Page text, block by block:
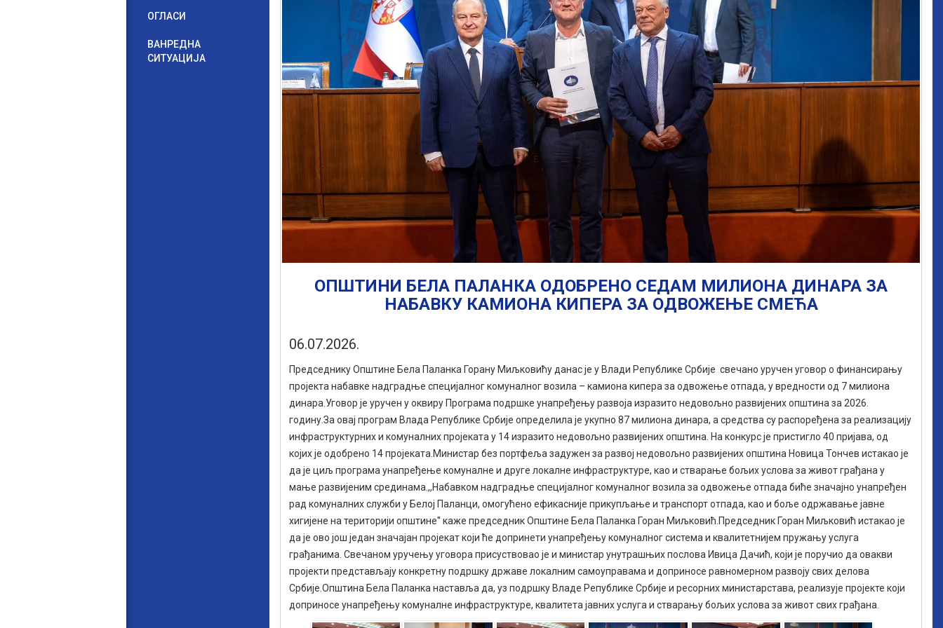
ОГЛАСИ
ВАНРЕДНА
СИТУАЦИЈА
ОПШТИНИ БЕЛА ПАЛАНКА ОДОБРЕНО СЕДАМ МИЛИОНА ДИНАРА ЗА
НАБАВКУ КАМИОНА КИПЕРА ЗА ОДВОЖЕЊЕ СМЕЋА
06.07.2026.
Председнику Општине Бела Паланка Горану Миљковићу данас је у Влади Републике Србије свечано уручен уговор о финансирању
пројекта набавке надградње специјалног комуналног возила – камиона кипера за одвожење отпада, у вредности од 7 милиона
динара.Уговор је уручен у оквиру Програма подршке унапређењу развоја изразито недовољно развијених општина за 2026.
годину.За овај програм Влада Републике Србије определила је укупно 87 милиона динара, а средства су распоређена за реализацију
инфраструктурних и комуналних пројеката у 14 изразито недовољно развијених општина. На конкурс је пристигло 40 пријава, од
којих је одобрено 14 пројеката.Министар без портфеља задужен за развој недовољно развијених општина Новица Тончев истакао је
да је циљ програма унапређење комуналне и друге локалне инфраструктуре, као и стварање бољих услова за живот грађана у
мање развијеним срединама.,,Набавком надградње специјалног комуналног возила за одвожење отпада биће значајно унапређен
рад комуналних служби у Белој Паланци, омогућено ефикасније прикупљање и транспорт отпада, као и боље одржавање јавне
хигијене на територији општине'' каже председник Општине Бела Паланка Горан Миљковић.Председник Горан Миљковић истакао је
да је ово још један значајан пројекат који ће допринети унапређењу комуналног система и квалитетнијем пружању услуга
грађанима. Свечаном уручењу уговора присуствовао је и министар унутрашњих послова Ивица Дачић, који је поручио да овакви
пројекти представљају конкретну подршку државе локалним самоуправама и доприносе равномерном развоју свих делова
Србије.Општина Бела Паланка наставља да, уз подршку Владе Републике Србије и ресорних министарстава, реализује пројекте који
доприносе унапређењу комуналне инфраструктуре, квалитета јавних услуга и стварању бољих услова за живот свих грађана.